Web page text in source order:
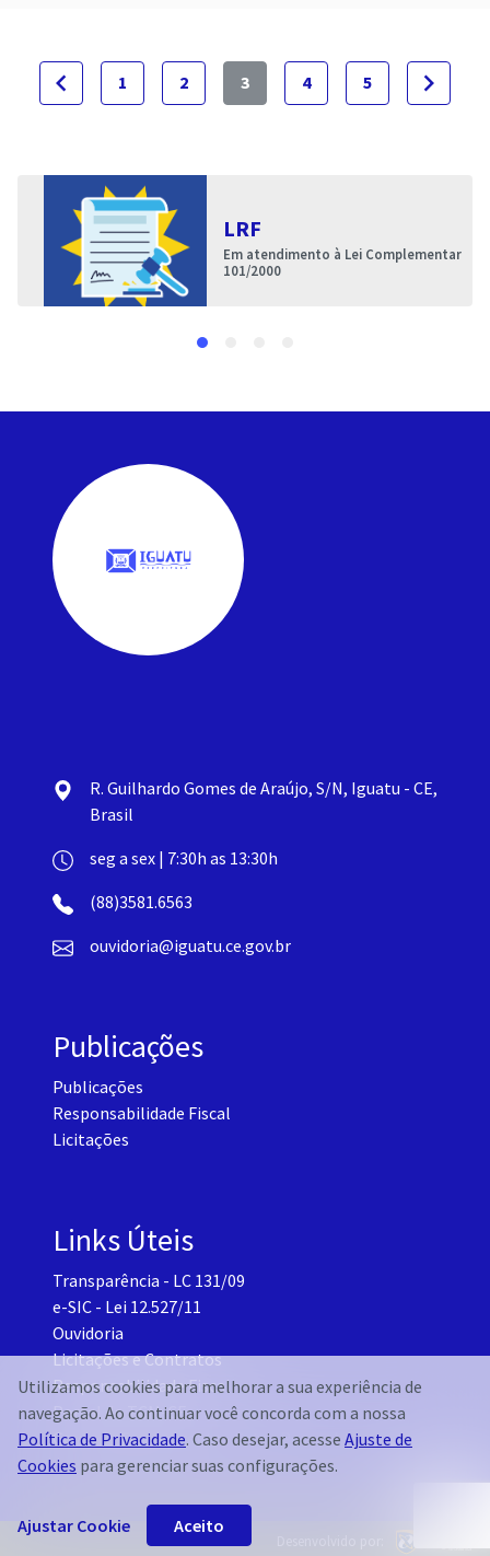
navigate_before 1 2 3 4 5 navigate_next
LRF
Em atendimento à Lei Complementar
101/2000
R. Guilhardo Gomes de Araújo, S/N, Iguatu - CE,
Brasil
seg a sex | 7:30h as 13:30h
(88)3581.6563
ouvidoria@iguatu.ce.gov.br
Publicações
Publicações
Responsabilidade Fiscal
Licitações
Links Úteis
Transparência - LC 131/09
e-SIC - Lei 12.527/11
Ouvidoria
Licitações e Contratos
Responsabilidade Fiscal
Portal do TCM-CE
Governo Transparente - Setor Pessoal
Utilizamos cookies para melhorar a sua experiência de
navegação. Ao continuar você concorda com a nossa
Política de Privacidade. Caso desejar, acesse Ajuste de
Cookies para gerenciar suas configurações.
Ajustar Cookie Aceito